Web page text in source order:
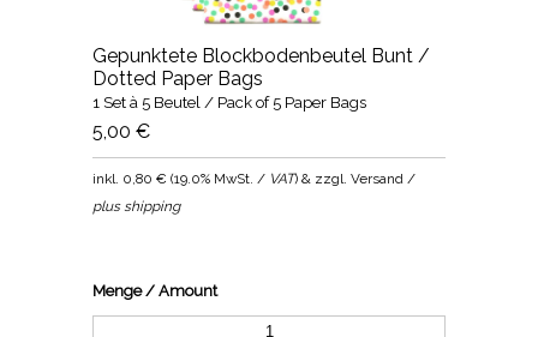
Gepunktete Blockbodenbeutel Bunt /
Dotted Paper Bags
1 Set à 5 Beutel / Pack of 5 Paper Bags
5,00 €
inkl. 0,80 € (19.0% MwSt. / VAT) & zzgl. Versand /
plus shipping
Menge / Amount